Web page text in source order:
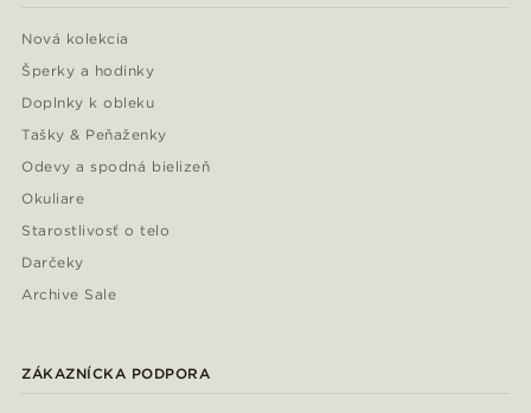
Nová kolekcia
Šperky a hodinky
Doplnky k obleku
Tašky & Peňaženky
Odevy a spodná bielizeň
Okuliare
Starostlivosť o telo
Darčeky
Archive Sale
ZÁKAZNÍCKA PODPORA